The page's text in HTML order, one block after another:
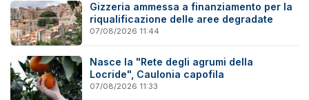
Gizzeria ammessa a finanziamento per la
riqualificazione delle aree degradate
07/08/2026 11:44
Nasce la "Rete degli agrumi della
Locride", Caulonia capofila
07/08/2026 11:33